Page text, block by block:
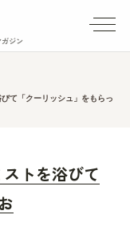
ジン
て「クーリッシュ」をもらっ
ストを浴びて